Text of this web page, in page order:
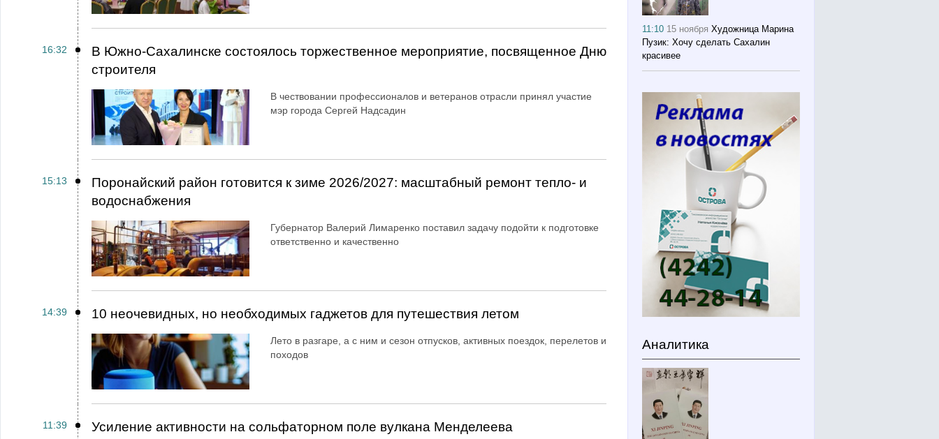
16:32
В Южно-Сахалинске состоялось торжественное мероприятие, посвященное Дню
строителя
В чествовании профессионалов и ветеранов отрасли принял участие
мэр города Сергей Надсадин
15:13
Поронайский район готовится к зиме 2026/2027: масштабный ремонт тепло- и
водоснабжения
Губернатор Валерий Лимаренко поставил задачу подойти к подготовке
ответственно и качественно
14:39 10 неочевидных, но необходимых гаджетов для путешествия летом
Лето в разгаре, а с ним и сезон отпусков, активных поездок, перелетов и
походов
11:39 Усиление активности на сольфаторном поле вулкана Менделеева
11:10 15 ноября Художница Марина
Пузик: Хочу сделать Сахалин
красивее
Аналитика